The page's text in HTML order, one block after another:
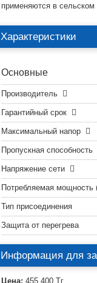
применяются в
Характеристики
Основные
Производитель
Гарантийный срок
Максимальный напор
Пропускная способность
Напряжение сети
Потребляемая мощность
Тип присоединения
Защита от перегрева
Информация для
Цена: 455 400 Тг.